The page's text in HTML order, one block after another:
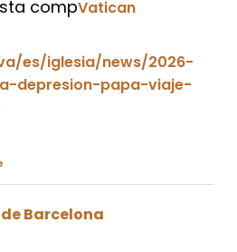
compVatican
es/iglesia/news/2026-
depresion-papa-viaje-
Barcelona